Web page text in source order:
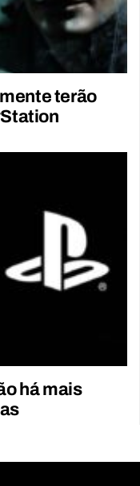
terão
há mais